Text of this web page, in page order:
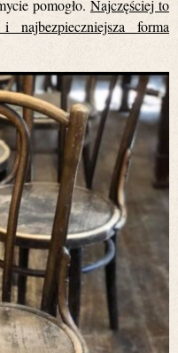
pomogło. Najczęściej to
najbezpieczniejsza forma